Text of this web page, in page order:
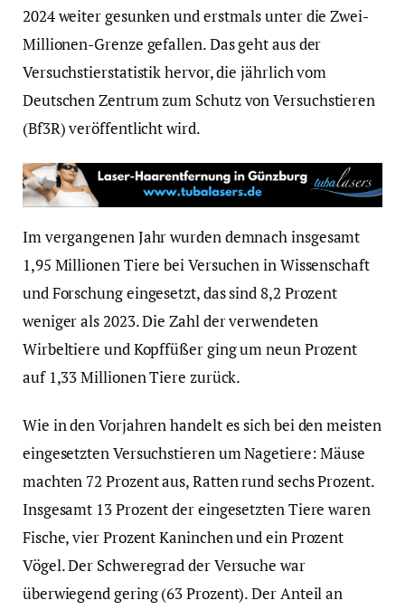
2024 weiter gesunken und erstmals unter die Zwei-
Millionen-Grenze gefallen. Das geht aus der
Versuchstierstatistik hervor, die jährlich vom
Deutschen Zentrum zum Schutz von Versuchstieren
(Bf3R) veröffentlicht wird.
Im vergangenen Jahr wurden demnach insgesamt
1,95 Millionen Tiere bei Versuchen in Wissenschaft
und Forschung eingesetzt, das sind 8,2 Prozent
weniger als 2023. Die Zahl der verwendeten
Wirbeltiere und Kopffüßer ging um neun Prozent
auf 1,33 Millionen Tiere zurück.
Wie in den Vorjahren handelt es sich bei den meisten
eingesetzten Versuchstieren um Nagetiere: Mäuse
machten 72 Prozent aus, Ratten rund sechs Prozent.
Insgesamt 13 Prozent der eingesetzten Tiere waren
Fische, vier Prozent Kaninchen und ein Prozent
Vögel. Der Schweregrad der Versuche war
überwiegend gering (63 Prozent). Der Anteil an